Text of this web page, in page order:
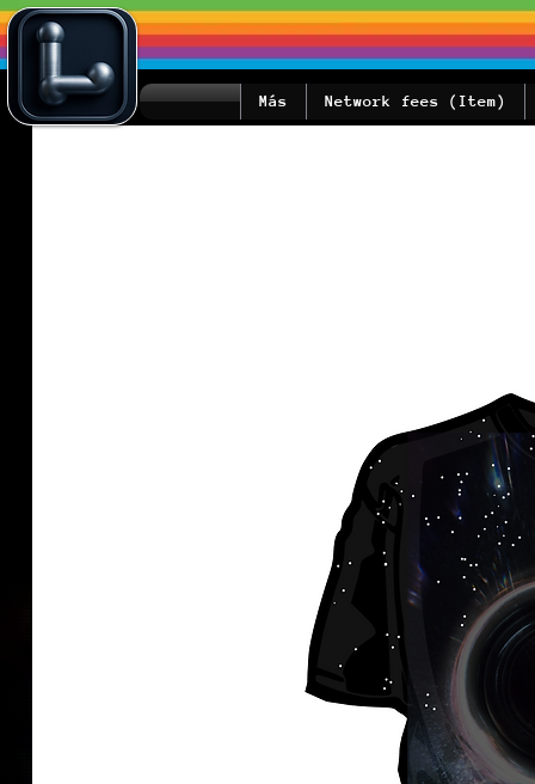
Network fees (Item)
Más